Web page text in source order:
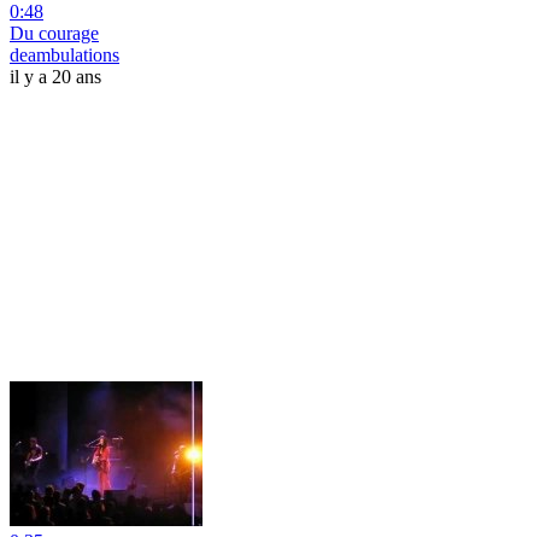
0:48
Du courage
deambulations
il y a 20 ans